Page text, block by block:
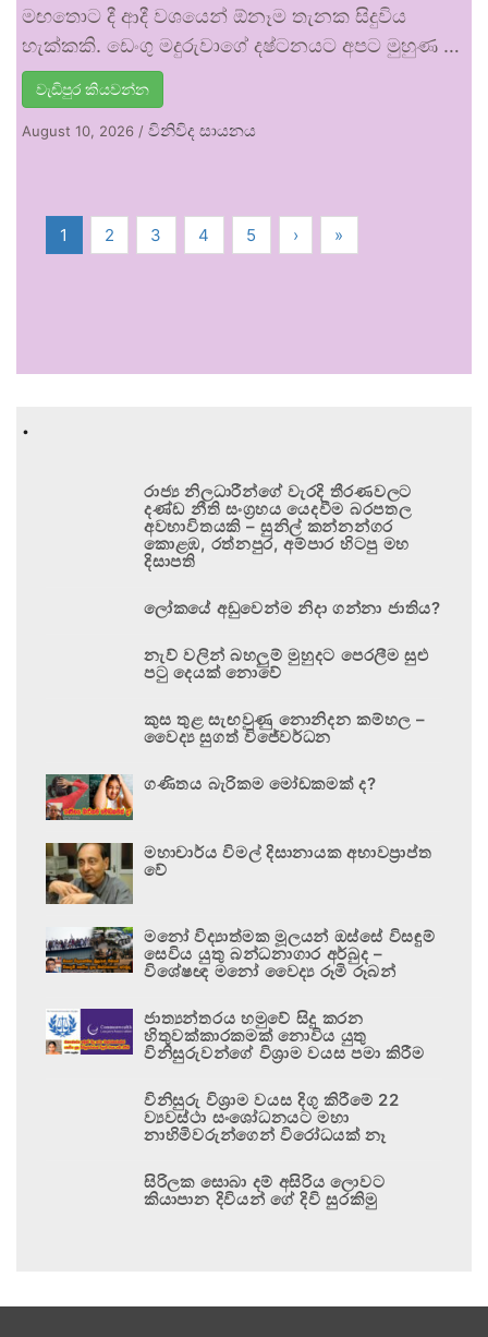
මඟතොට දී ආදී වශයෙන් ඕනෑම තැනක සිදුවිය
හැක්කකි. ඩෙංගු මදුරුවාගේ දෂ්ටනයට අපට මුහුණ …
වැඩිපුර කියවන්න
August 10, 2026 / විනිවිද සායනය
1 2 3 4 5 › »
.
රාජ්‍ය නිලධාරීන්ගේ වැරදි තීරණවලට
දණ්ඩ නීති සංග්‍රහය යෙදවීම බරපතල
අවභාවිතයකි – සුනිල් කන්නන්ගර
කොළඹ, රත්නපුර, අම්පාර හිටපු මහ
දිසාපති
ලෝකයේ අඩුවෙන්ම නිදා ගන්නා ජාතිය?
නැව් වලින් බහලුම් මුහුදට පෙරලීම සුළු
පටු දෙයක් නොවේ
කුස තුළ සැඟවුණු නොනිදන කම්හල –
වෛද්‍ය සුගත් විජේවර්ධන
ගණිතය බැරිකම මෝඩකමක් ද?
මහාචාර්ය විමල් දිසානායක අභාවප්‍රාප්ත
වේ
මනෝ විද්‍යාත්මක මූලයන් ඔස්සේ විසඳුම්
සෙවිය යුතු බන්ධනාගාර අර්බුද –
විශේෂඥ මනෝ වෛද්‍ය රූමි රූබන්
ජාත්‍යන්තරය හමුවේ සිදු කරන
හිතුවක්කාරකමක් නොවිය යුතු
විනිසුරුවන්ගේ විශ්‍රාම වයස පමා කිරීම
විනිසුරු විශ්‍රාම වයස දිගු කිරීමේ 22
ව්‍යවස්ථා සංශෝධනයට මහා
නාහිමිවරුන්ගෙන් විරෝධයක් නෑ
සිරිලක සොබා දම් අසිරිය ලොවට
කියාපාන දිවියන් ගේ දිවි සුරකිමු